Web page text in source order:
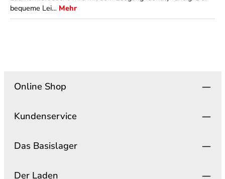
bequeme Lei… Mehr
Online Shop
Kundenservice
Das Basislager
Der Laden